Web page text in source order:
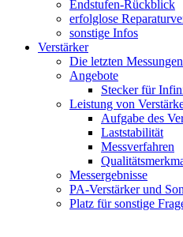
Endstufen-Rückblick
erfolglose
sonstige Infos
Verstärker
Die letzten Messungen
Angebote
Stecker für
Leistung von
Aufgabe des
Laststabilität
Messverfahren
Messergebnisse
PA-Verstärker und
Platz für sonstige